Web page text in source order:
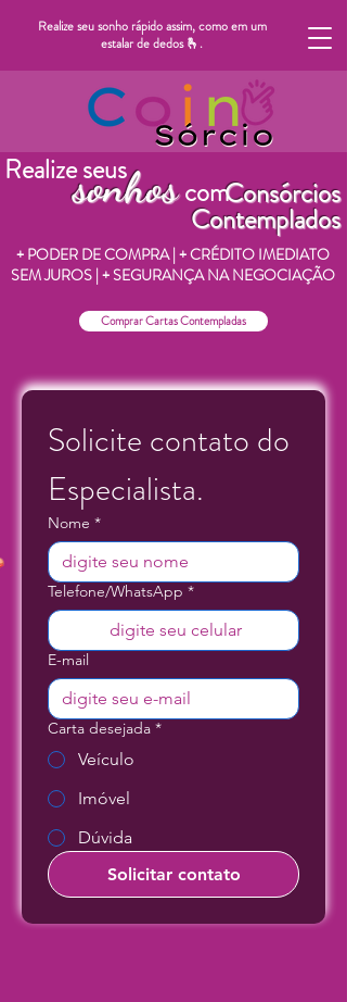
Realize seu sonho rápido assim, como em um
estalar de dedos 🫰.
Consórcios
Contemplados
Realize seussonhos com
+ PODER DE COMPRA | + CRÉDITO IMEDIATO
SEM JUROS | + SEGURANÇA NA NEGOCIAÇÃO
Comprar Cartas Contempladas
Solicite contato do
Especialista.
Nome *
Telefone/WhatsApp *
E-mail
Carta desejada *
Veículo
Imóvel
Dúvida
Solicitar contato